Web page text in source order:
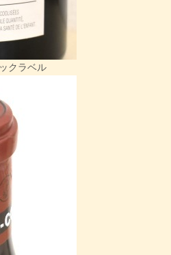
クラベル